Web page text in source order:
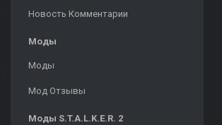
Новость Комментарии
Моды
Моды
Мод Отзывы
Моды S.T.A.L.K.E.R. 2